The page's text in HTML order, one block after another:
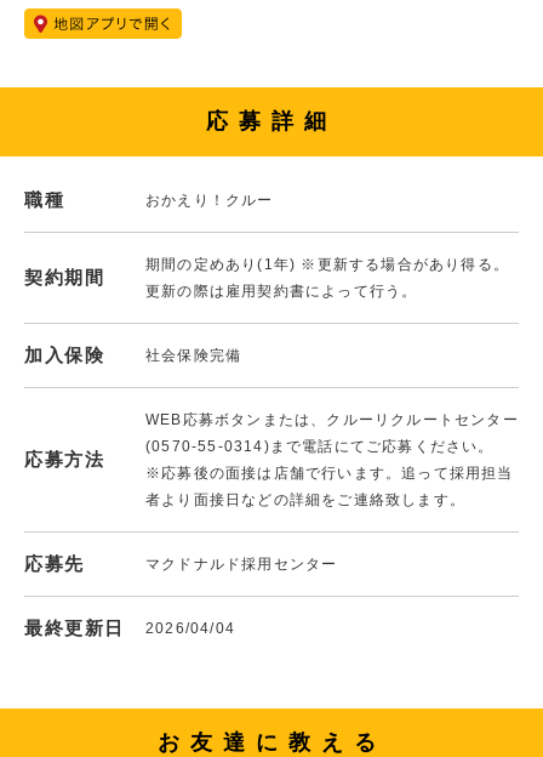
応募詳細
職種 おかえり！クルー
契約期間
期間の定めあり(1年) ※更新する場合があり得る。
更新の際は雇用契約書によって行う。
加入保険 社会保険完備
応募方法
WEB応募ボタンまたは、クルーリクルートセンター
(0570-55-0314)まで電話にてご応募ください。
※応募後の面接は店舗で行います。追って採用担当
者より面接日などの詳細をご連絡致します。
応募先 マクドナルド採用センター
最終更新日 2026/04/04
お友達に教える